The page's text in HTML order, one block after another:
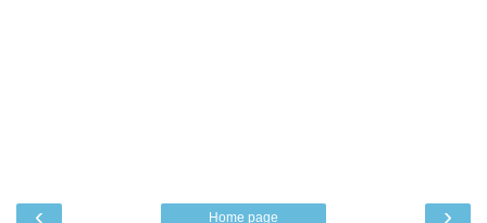
‹ ›
Home page